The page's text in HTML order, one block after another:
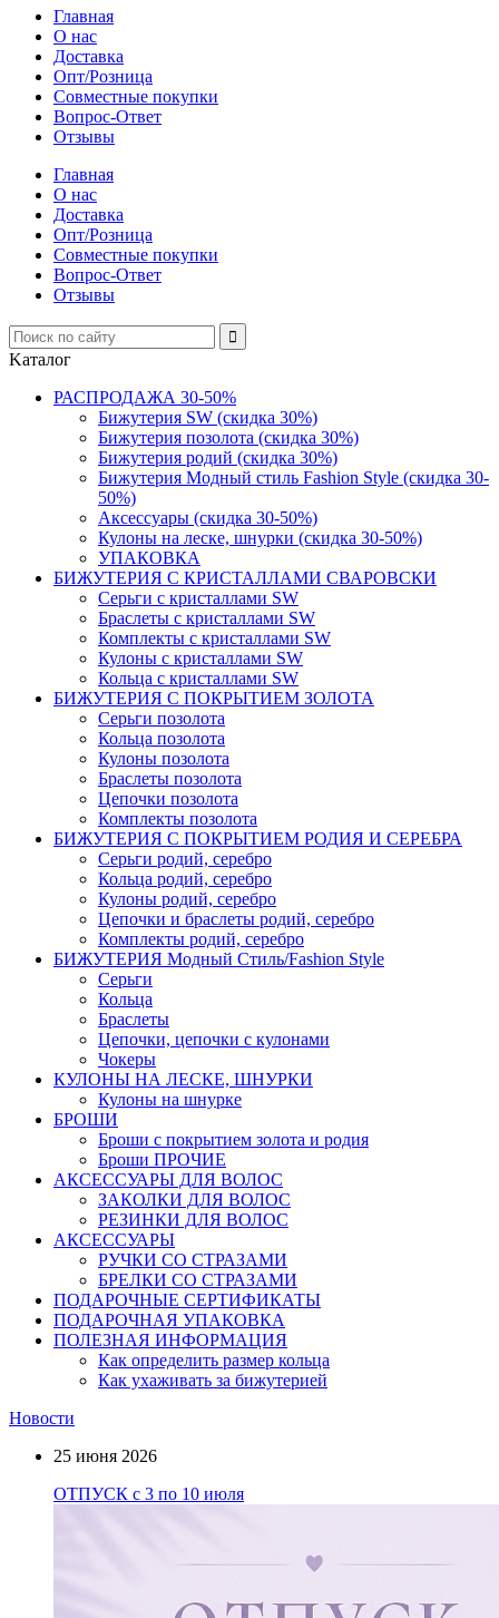
Главная
О нас
Доставка
Опт/Розница
Совместные покупки
Вопрос-Ответ
Отзывы
Главная
О нас
Доставка
Опт/Розница
Совместные покупки
Вопрос-Ответ
Отзывы
Kаталог
РАСПРОДАЖА 30-50%
Бижутерия SW (скидка 30%)
Бижутерия позолота (скидка 30%)
Бижутерия родий (скидка 30%)
Бижутерия Модный стиль Fashion Style (скидка 30-
50%)
Аксессуары (скидка 30-50%)
Кулоны на леске, шнурки (скидка 30-50%)
УПАКОВКА
БИЖУТЕРИЯ С КРИСТАЛЛАМИ СВАРОВСКИ
Серьги с кристаллами SW
Браслеты с кристаллами SW
Комплекты c кристаллами SW
Кулоны с кристаллами SW
Кольца с кристаллами SW
БИЖУТЕРИЯ С ПОКРЫТИЕМ ЗОЛОТА
Серьги позолота
Кольца позолота
Кулоны позолота
Браслеты позолота
Цепочки позолота
Комплекты позолота
БИЖУТЕРИЯ С ПОКРЫТИЕМ РОДИЯ И СЕРЕБРА
Серьги родий, серебро
Кольца родий, серебро
Кулоны родий, серебро
Цепочки и браслеты родий, серебро
Комплекты родий, серебро
БИЖУТЕРИЯ Модный Стиль/Fashion Style
Серьги
Кольца
Браслеты
Цепочки, цепочки с кулонами
Чокеры
КУЛОНЫ НА ЛЕСКЕ, ШНУРКИ
Кулоны на шнурке
БРОШИ
Броши с покрытием золота и родия
Броши ПРОЧИЕ
АКСЕССУАРЫ ДЛЯ ВОЛОС
ЗАКОЛКИ ДЛЯ ВОЛОС
РЕЗИНКИ ДЛЯ ВОЛОС
АКСЕССУАРЫ
РУЧКИ СО СТРАЗАМИ
БРЕЛКИ СО СТРАЗАМИ
ПОДАРОЧНЫЕ СЕРТИФИКАТЫ
ПОДАРОЧНАЯ УПАКОВКА
ПОЛЕЗНАЯ ИНФОРМАЦИЯ
Как определить размер кольца
Как ухаживать за бижутерией
Новости
25 июня 2026
ОТПУСК с 3 по 10 июля